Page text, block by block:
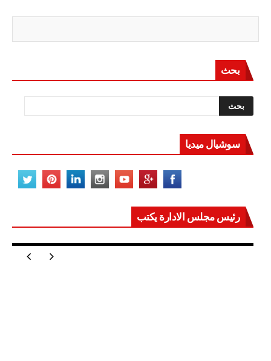
بحث
سوشيال ميديا
رئيس مجلس الادارة يكتب
مصر تعيد للعالم اتزانه